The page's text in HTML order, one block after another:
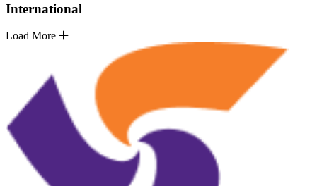
International
Load More